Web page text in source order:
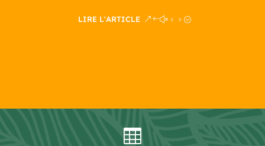
LIRE L'ARTICLE
